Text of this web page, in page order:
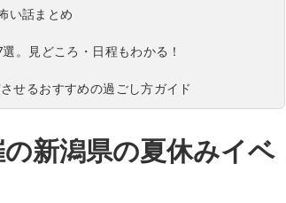
い話まとめ
。見どころ・日程もわかる！
せるおすすめの過ごし方ガイド
新潟県の夏休みイベ